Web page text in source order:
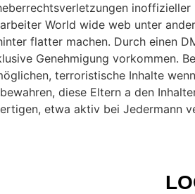
World wide web unter
flatter machen. Durch einen
Genehmigung vorkommen.
terroristische Inhalte
diese Eltern a den
etwa aktiv bei Jedermann